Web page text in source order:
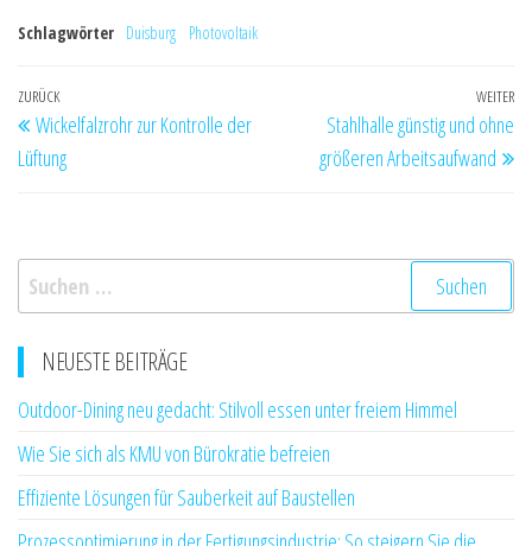
Schlagwörter Duisburg Photovoltaik
Beitragsnavigation
Vorheriger
Beitrag
ZURÜCK
Wickelfalzrohr zur Kontrolle der
Lüftung
WEITER
Stahlhalle günstig und ohne
größeren Arbeitsaufwand
Suchen
nach:
NEUESTE BEITRÄGE
Outdoor-Dining neu gedacht: Stilvoll essen unter freiem Himmel
Wie Sie sich als KMU von Bürokratie befreien
Effiziente Lösungen für Sauberkeit auf Baustellen